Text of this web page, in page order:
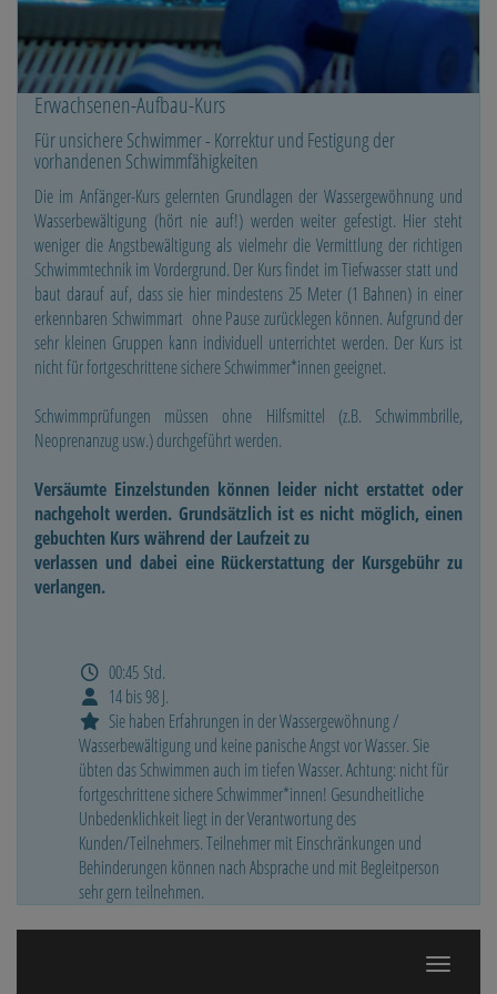
Erwachsenen-Aufbau-Kurs
Für unsichere Schwimmer - Korrektur und Festigung der
vorhandenen Schwimmfähigkeiten
Die im Anfänger-Kurs gelernten Grundlagen der Wassergewöhnung und
Wasserbewältigung (hört nie auf!) werden weiter gefestigt. Hier steht
weniger die Angstbewältigung als vielmehr die Vermittlung der richtigen
Schwimmtechnik im Vordergrund. Der Kurs findet im Tiefwasser statt und
baut darauf auf, dass sie hier mindestens 25 Meter (1 Bahnen) in einer
erkennbaren Schwimmart ohne Pause zurücklegen können. Aufgrund der
sehr kleinen Gruppen kann individuell unterrichtet werden. Der Kurs ist
nicht für fortgeschrittene sichere Schwimmer*innen geeignet.
Schwimmprüfungen müssen ohne Hilfsmittel (z.B. Schwimmbrille,
Neoprenanzug usw.) durchgeführt werden.
Versäumte Einzelstunden können leider nicht erstattet oder
nachgeholt werden. Grundsätzlich ist es nicht möglich, einen
gebuchten Kurs während der Laufzeit zu
verlassen und dabei eine Rückerstattung der Kursgebühr zu
verlangen.
00:45 Std.
14 bis 98 J.
Sie haben Erfahrungen in der Wassergewöhnung /
Wasserbewältigung und keine panische Angst vor Wasser. Sie
übten das Schwimmen auch im tiefen Wasser. Achtung: nicht für
fortgeschrittene sichere Schwimmer*innen! Gesundheitliche
Unbedenklichkeit liegt in der Verantwortung des
Kunden/Teilnehmers. Teilnehmer mit Einschränkungen und
Behinderungen können nach Absprache und mit Begleitperson
sehr gern teilnehmen.